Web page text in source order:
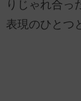
りじゃれ合っ
表現のひとつ